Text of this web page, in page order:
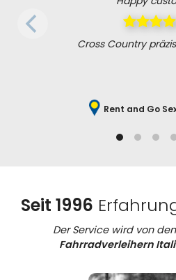
Cross Country
Rent and Go
Seit 1996
Der Service wird von
Fahrradverleihern